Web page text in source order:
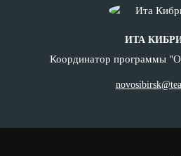
ИТА
Координатор программы